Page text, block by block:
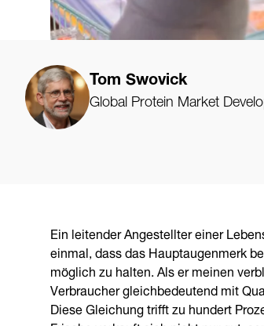
Tom Swovick
Global Protein Market
Ein leitender Angestellter einer
einmal, dass das Hauptaugenmerk
möglich zu halten. Als er meinen
Verbraucher gleichbedeutend mit
Diese Gleichung trifft zu hundert